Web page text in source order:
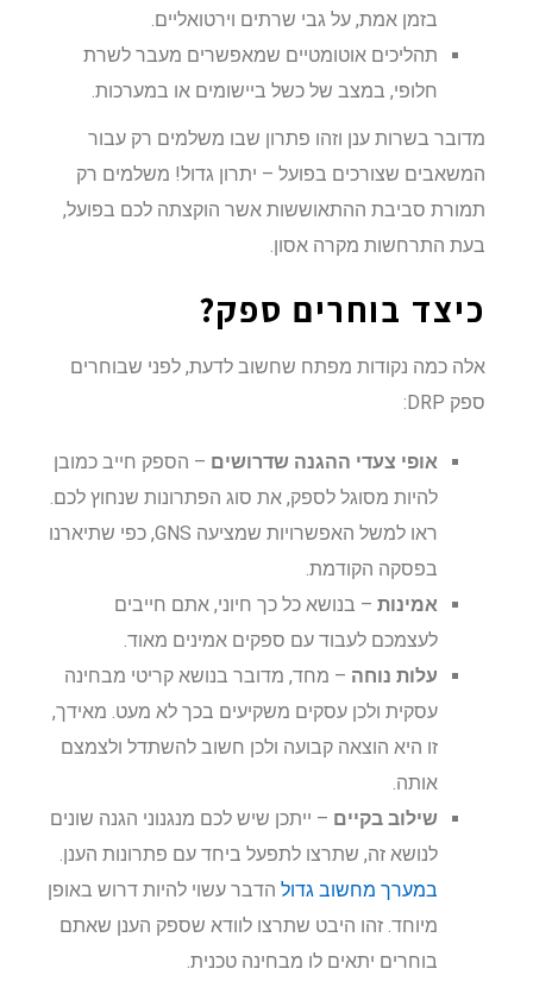
בזמן אמת, על גבי שרתים וירטואליים.
תהליכים אוטומטיים שמאפשרים מעבר לשרת
חלופי, במצב של כשל ביישומים או במערכות.
מדובר בשרות ענן וזהו פתרון שבו משלמים רק עבור
המשאבים שצורכים בפועל – יתרון גדול! משלמים רק
תמורת סביבת ההתאוששות אשר הוקצתה לכם בפועל,
בעת התרחשות מקרה אסון.
כיצד בוחרים ספק?
אלה כמה נקודות מפתח שחשוב לדעת, לפני שבוחרים
ספק DRP:
אופי צעדי ההגנה שדרושים– הספק חייב כמובן
להיות מסוגל לספק, את סוג הפתרונות שנחוץ לכם.
ראו למשל האפשרויות שמציעה GNS, כפי שתיארנו
בפסקה הקודמת.
אמינות– בנושא כל כך חיוני, אתם חייבים
לעצמכם לעבוד עם ספקים אמינים מאוד.
עלות נוחה– מחד, מדובר בנושא קריטי מבחינה
עסקית ולכן עסקים משקיעים בכך לא מעט. מאידך,
זו היא הוצאה קבועה ולכן חשוב להשתדל ולצמצם
אותה.
שילוב בקיים– ייתכן שיש לכם מנגנוני הגנה שונים
לנושא זה, שתרצו לתפעל ביחד עם פתרונות הענן.
במערך מחשוב גדולהדבר עשוי להיות דרוש באופן
מיוחד. זהו היבט שתרצו לוודא שספק הענן שאתם
בוחרים יתאים לו מבחינה טכנית.